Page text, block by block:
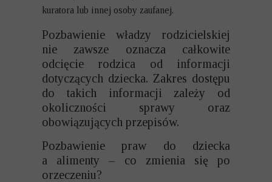
kuratora lub innej osoby zaufanej.
Pozbawienie władzy rodzicielskiej
nie zawsze oznacza całkowite
odcięcie rodzica od informacji
dotyczących dziecka. Zakres dostępu
do takich informacji zależy od
okoliczności sprawy oraz
obowiązujących przepisów.
Pozbawienie praw do dziecka
a alimenty – co zmienia się po
orzeczeniu?